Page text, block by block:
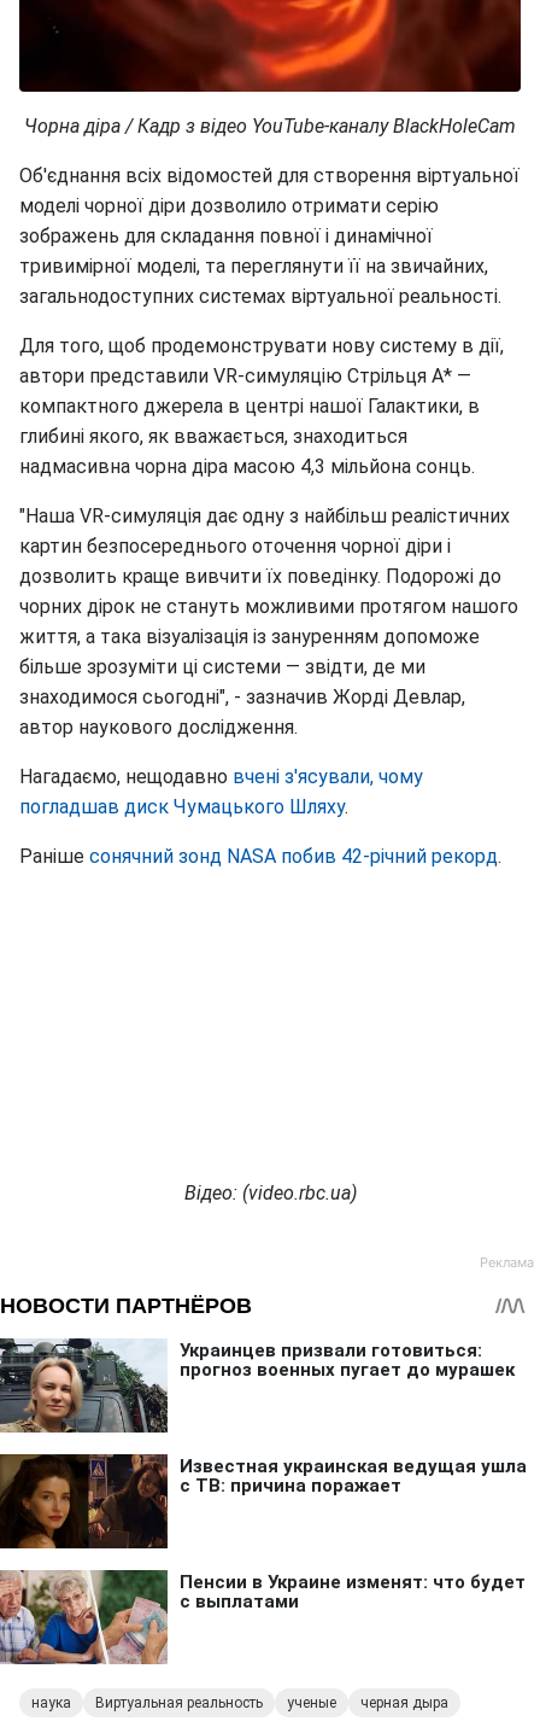
Чорна діра / Кадр з відео YouTube-каналуBlackHoleCam
Об'єднання всіх відомостей для створення віртуальної
моделі чорної діри дозволило отримати серію
зображень для складання повної і динамічної
тривимірної моделі, та переглянути її на звичайних,
загальнодоступних системах віртуальної реальності.
Для того, щоб продемонструвати нову систему в дії,
автори представили VR-симуляцію Стрільця А* —
компактного джерела в центрі нашої Галактики, в
глибині якого, як вважається, знаходиться
надмасивна чорна діра масою 4,3 мільйона сонць.
"Наша VR-симуляція дає одну з найбільш реалістичних
картин безпосереднього оточення чорної діри і
дозволить краще вивчити їх поведінку. Подорожі до
чорних дірок не стануть можливими протягом нашого
життя, а така візуалізація із зануренням допоможе
більше зрозуміти ці системи — звідти, де ми
знаходимося сьогодні", - зазначив Жорді Девлар,
автор наукового дослідження.
Нагадаємо, нещодавно вчені з'ясували, чому
погладшав диск Чумацького Шляху.
Раніше сонячний зонд NASA побив 42-річний рекорд.
Відео: (video.rbc.ua)
наука Виртуальная реальность ученые черная дыра